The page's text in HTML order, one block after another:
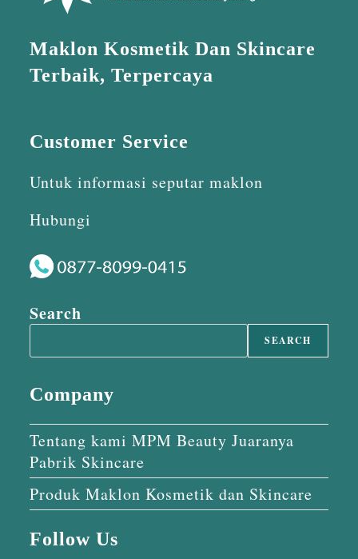
Maklon Kosmetik Dan Skincare
Terbaik, Terpercaya
Customer Service
Untuk informasi seputar maklon
Hubungi
Search
SEARCH
Company
Tentang kami MPM Beauty Juaranya
Pabrik Skincare
Produk Maklon Kosmetik dan Skincare
Follow Us